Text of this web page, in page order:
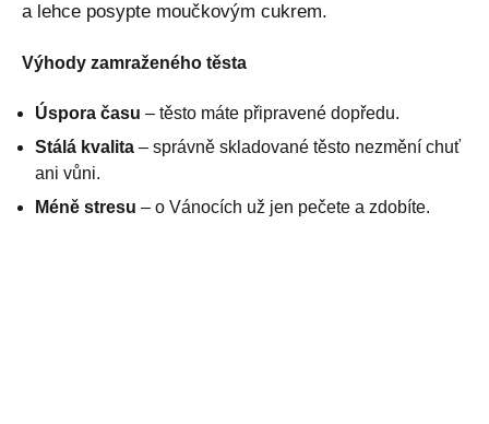
a lehce posypte moučkovým cukrem.
Výhody zamraženého těsta
Úspora času – těsto máte připravené dopředu.
Stálá kvalita – správně skladované těsto nezmění chuť
ani vůni.
Méně stresu – o Vánocích už jen pečete a zdobíte.